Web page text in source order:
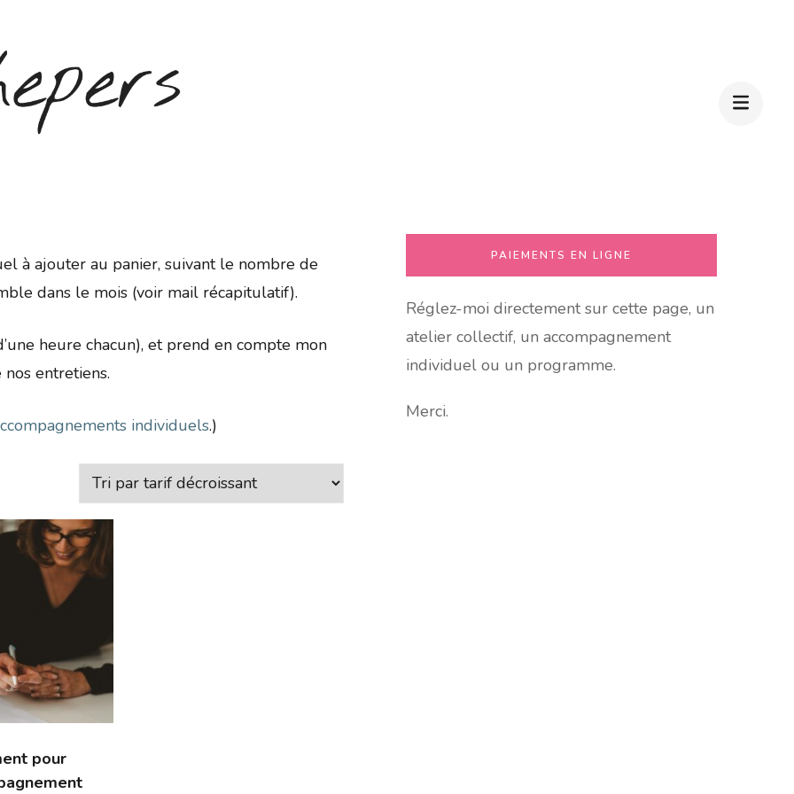
à ajouter au panier, suivant le nombre de
dans le mois (voir mail récapitulatif).
heure chacun), et prend en compte mon
entretiens.
individuels.)
pour
PAIEMENTS EN LIGNE
Réglez-moi directement sur cette page, un
atelier collectif, un accompagnement
individuel ou un programme.
Merci.